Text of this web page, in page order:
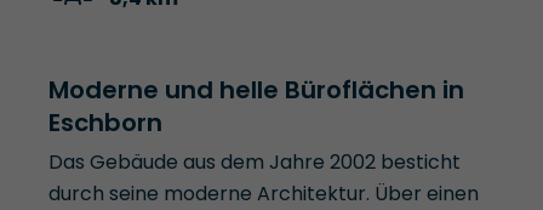
Moderne und helle Büroflächen in
Eschborn
Das Gebäude aus dem Jahre 2002 besticht
durch seine moderne Architektur. Über einen